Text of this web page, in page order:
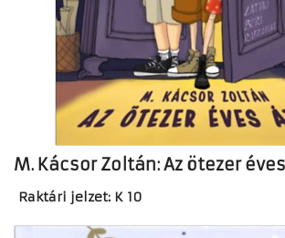
M. Kácsor Zoltán: Az ötezer
Raktári jelzet: K 10